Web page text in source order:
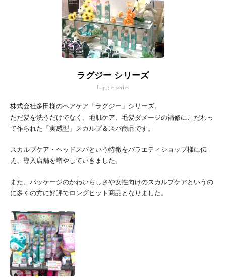
ラグジー シリーズ
Laggie series
株式会社多田様のヘアケア「ラグジー」シリーズ。
ただ髪を洗うだけでなく、地肌ケア、毛髪ダメージの補修にこだわっ
て作られた「実感型」スカルプ＆スパ商品です。
スカルプケア・ヘッドスパという特徴をバラエティショップ様に伝
え、導入店舗を増やしていきました。
また、パッケージのかわいらしさや女性向けのスカルプケアというの
に多くの方に好評でロングヒット商品となりました。